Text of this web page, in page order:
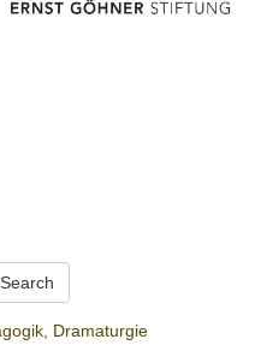
Dramaturgie